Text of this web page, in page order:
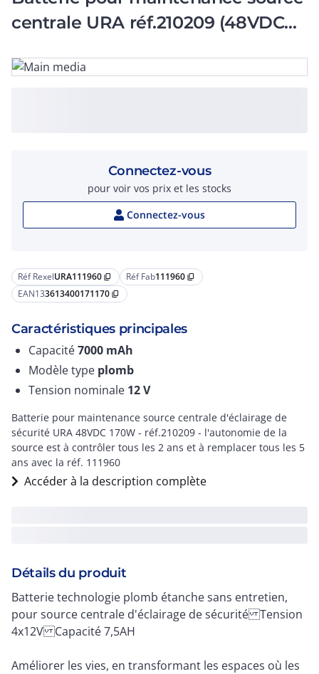
centrale URA réf.210209 (48VDC
Réf RexelURA111960 content_copy Réf Fab111960 content_copy
EAN133613400171170 content_copy
Caractéristiques principales
Capacité7000 mAh
Modèle type plomb
Tension nominale 12V
Batterie pour maintenance source centrale d'éclairage de
sécurité URA 48VDC 170W - réf.210209 - l'autonomie de la
source est à contrôler tous les 2 ans et à remplacer tous les 5
ans avec la réf. 111960
Accéder à la description complète
Détails du produit
Batterie technologie plomb étanche sans entretien,
pour source centrale d'éclairage de sécurité Tension
4x12V Capacité 7,5AH
Améliorer les vies, en transformant les espaces où les
Connectez-vous
pour voir vos prix et les stocks
Connectez-vous